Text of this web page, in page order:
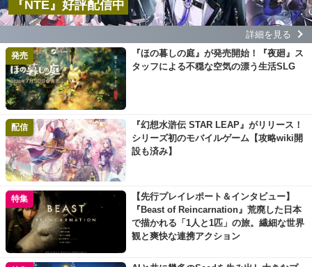
『NTE』好評配信中
詳細を見る
発売
『ほの暮しの庭』が発売開始！『夜廻』ス
タッフによる不穏な空気の漂う生活SLG
配信
『幻想水滸伝 STAR LEAP』がリリース！
シリーズ初のモバイルゲーム【攻略wiki開
設も済み】
特集
【先行プレイレポート＆インタビュー】
『Beast of Reincarnation』荒廃した日本
で描かれる「1人と1匹」の旅。繊細な世界
観と爽快な連携アクション